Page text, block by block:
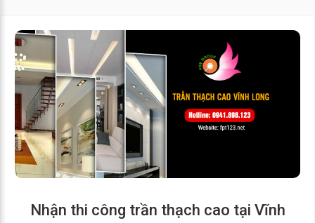
Nhận thi công trần thạch cao tại Vĩnh